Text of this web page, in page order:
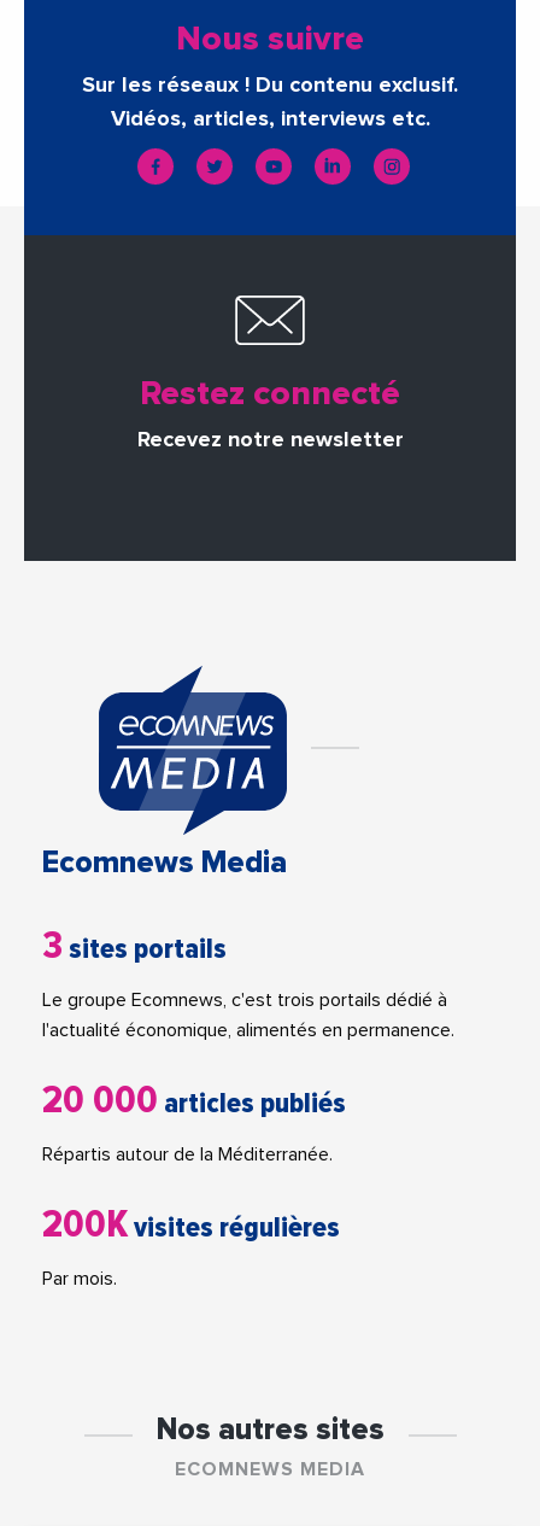
Nous suivre
Sur les réseaux ! Du contenu exclusif.
Vidéos, articles, interviews etc.
Restez connecté
Recevez notre newsletter
Ecomnews Media
3 sites portails
Le groupe Ecomnews, c'est trois portails dédié à
l'actualité économique, alimentés en permanence.
20 000 articles publiés
Répartis autour de la Méditerranée.
200Kvisites régulières
Par mois.
Nos autres sites
ECOMNEWS MEDIA